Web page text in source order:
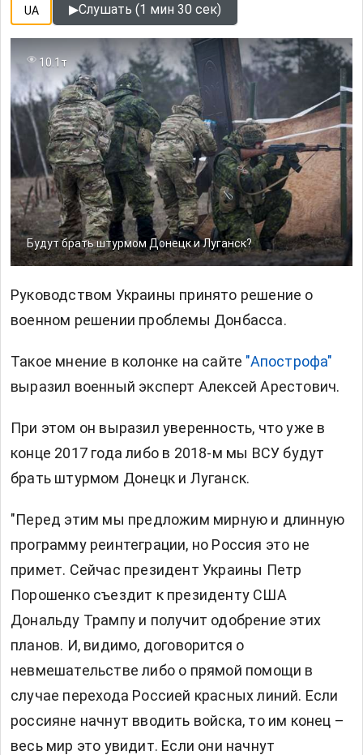
UA ▶Слушать (1 мин 30 сек)
Будут брать штурмом Донецк и Луганск?
10.1т
Руководством Украины принято решение о
военном решении проблемы Донбасса.
Такое мнение в колонке на сайте "Апострофа"
выразил военный эксперт Алексей Арестович.
При этом он выразил уверенность, что уже в
конце 2017 года либо в 2018-м мы ВСУ будут
брать штурмом Донецк и Луганск.
"Перед этим мы предложим мирную и длинную
программу реинтеграции, но Россия это не
примет. Сейчас президент Украины Петр
Порошенко съездит к президенту США
Дональду Трампу и получит одобрение этих
планов. И, видимо, договорится о
невмешательстве либо о прямой помощи в
случае перехода Россией красных линий. Если
россияне начнут вводить войска, то им конец –
весь мир это увидит. Если они начнут